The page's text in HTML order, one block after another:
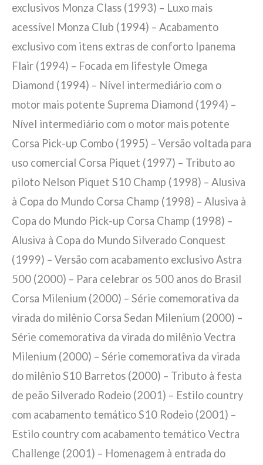
exclusivos Monza Class (1993) – Luxo mais
acessível Monza Club (1994) – Acabamento
exclusivo com itens extras de conforto Ipanema
Flair (1994) – Focada em lifestyle Omega
Diamond (1994) – Nível intermediário com o
motor mais potente Suprema Diamond (1994) –
Nível intermediário com o motor mais potente
Corsa Pick-up Combo (1995) – Versão voltada para
uso comercial Corsa Piquet (1997) – Tributo ao
piloto Nelson Piquet S10 Champ (1998) – Alusiva
à Copa do Mundo Corsa Champ (1998) – Alusiva à
Copa do Mundo Pick-up Corsa Champ (1998) –
Alusiva à Copa do Mundo Silverado Conquest
(1999) – Versão com acabamento exclusivo Astra
500 (2000) – Para celebrar os 500 anos do Brasil
Corsa Milenium (2000) – Série comemorativa da
virada do milênio Corsa Sedan Milenium (2000) –
Série comemorativa da virada do milênio Vectra
Milenium (2000) – Série comemorativa da virada
do milênio S10 Barretos (2000) – Tributo à festa
de peão Silverado Rodeio (2001) – Estilo country
com acabamento temático S10 Rodeio (2001) –
Estilo country com acabamento temático Vectra
Challenge (2001) – Homenagem à entrada do